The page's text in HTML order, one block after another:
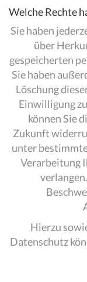
Welche Rechte
Sie haben
über
gespeicherten
Sie haben
Löschung
Einwilligung
können Sie
Zukunft
unter
Verarbeitung
Hierzu
Datenschutz